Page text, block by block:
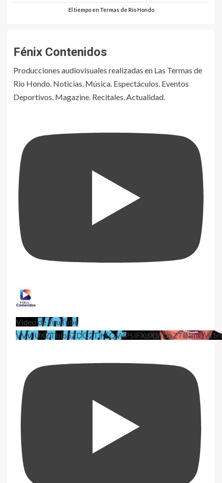
El tiempo en Termas de Río Hondo
Fénix Contenidos
Producciones audiovisuales realizadas en Las Termas de
Rio Hondo. Noticias. Música. Espectáculos. Eventos
Deportivos. Magazine. Recitales. Actualidad.
Vídeo de YouTube